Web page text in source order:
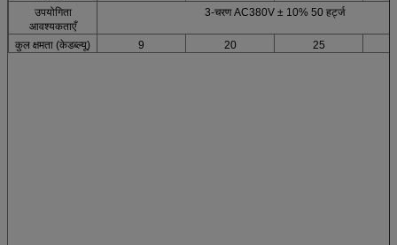
उपयोगिता
आवश्यकताएँ
3-चरण AC380V ± 10% 50 हर्ट्ज
कुल क्षमता (केडब्ल्यू) 9 20 25